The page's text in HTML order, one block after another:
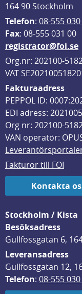
164 90 Stockholm
Telefon: 08-555
Fax: 08-555 031 00
registrator@foi.se
Org.nr: 202100-
VAT
Fakturaadress
PEPPOL ID:
EDI adress:
Org nr: 202100-
VAN operatör:
Fakturor till FOI
Kontakta
Stockholm / Kista
Besöksadress
Gullfossgatan 6,
Leveransadress
Gullfossgatan 12,
Telefon: 08-555